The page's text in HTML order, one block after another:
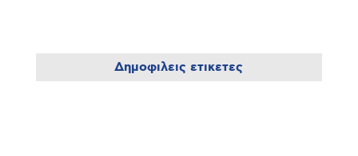
Δημοφιλεις ετικετες